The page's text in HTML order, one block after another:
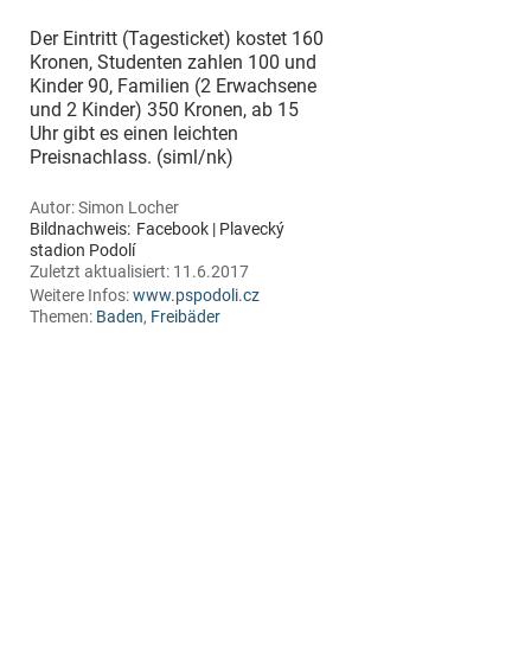
Der Eintritt (Tagesticket) kostet 160
Kronen, Studenten zahlen 100 und
Kinder 90, Familien (2 Erwachsene
und 2 Kinder) 350 Kronen, ab 15
Uhr gibt es einen leichten
Preisnachlass. (siml/nk)
Autor:Simon Locher
Bildnachweis: Facebook | Plavecký
stadion Podolí
Zuletzt aktualisiert: 11.6.2017
Weitere Infos:www.pspodoli.cz
Themen: Baden, Freibäder